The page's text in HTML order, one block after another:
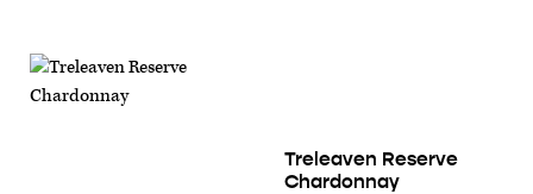
Treleaven Reserve
Chardonnay